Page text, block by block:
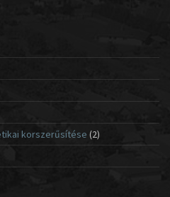
korszerűsítése (2)